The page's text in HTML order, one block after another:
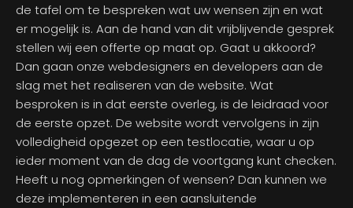
de tafel om te bespreken wat uw wensen zijn en wat
er mogelijk is. Aan de hand van dit vrijblijvende gesprek
stellen wij een offerte op maat op. Gaat u akkoord?
Dan gaan onze webdesigners en developers aan de
slag met het realiseren van de website. Wat
besproken is in dat eerste overleg, is de leidraad voor
de eerste opzet. De website wordt vervolgens in zijn
volledigheid opgezet op een testlocatie, waar u op
ieder moment van de dag de voortgang kunt checken.
Heeft u nog opmerkingen of wensen? Dan kunnen we
deze implementeren in een aansluitende